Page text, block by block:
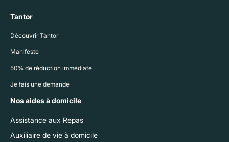
Tantor
Découvrir Tantor
Manifeste
50% de réduction immédiate
Je fais une demande
Nos aides à domicile
Assistance aux Repas
Auxiliaire de vie à domicile